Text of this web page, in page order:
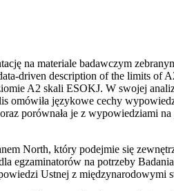
na materiale badawczym
driven description of the limits of
A2 skali ESOKJ. W swojej
omówiła językowe cechy
porównała je z wypowiedziami
North, który podejmie się
egzaminatorów na potrzeby
Ustnej z międzynarodowymi